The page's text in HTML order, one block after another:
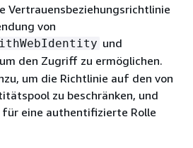
Vertrauensbeziehungsrichtlinie
von
und
den Zugriff zu ermöglichen.
um die Richtlinie auf den von
zu beschränken, und
eine authentifizierte Rolle